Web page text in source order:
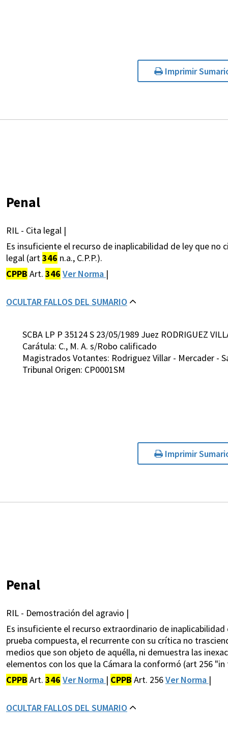
Imprimir
Penal
RIL - Cita legal |
Es insuficiente el recurso de inaplicabilidad de ley que
legal (art346 n.a., C.P.P.).
CPPB Art. 346 Ver Norma |
OCULTAR FALLOS DEL SUMARIO
SCBA LP P 35124 S 23/05/1989 Juez RODRIGUEZ
Carátula: C., M. A. s/Robo calificado
Magistrados Votantes: Rodriguez Villar - Mercader -
Tribunal Origen: CP0001SM
Imprimir
Penal
RIL - Demostración del agravio |
Es insuficiente el recurso extraordinario de
prueba compuesta, el recurrente con su crítica no
medios que son objeto de aquélla, ni demuestra las
elementos con los que la Cámara la conformó (art 256
CPPB Art. 346 Ver Norma | CPPB Art. 256Ver Norma |
OCULTAR FALLOS DEL SUMARIO